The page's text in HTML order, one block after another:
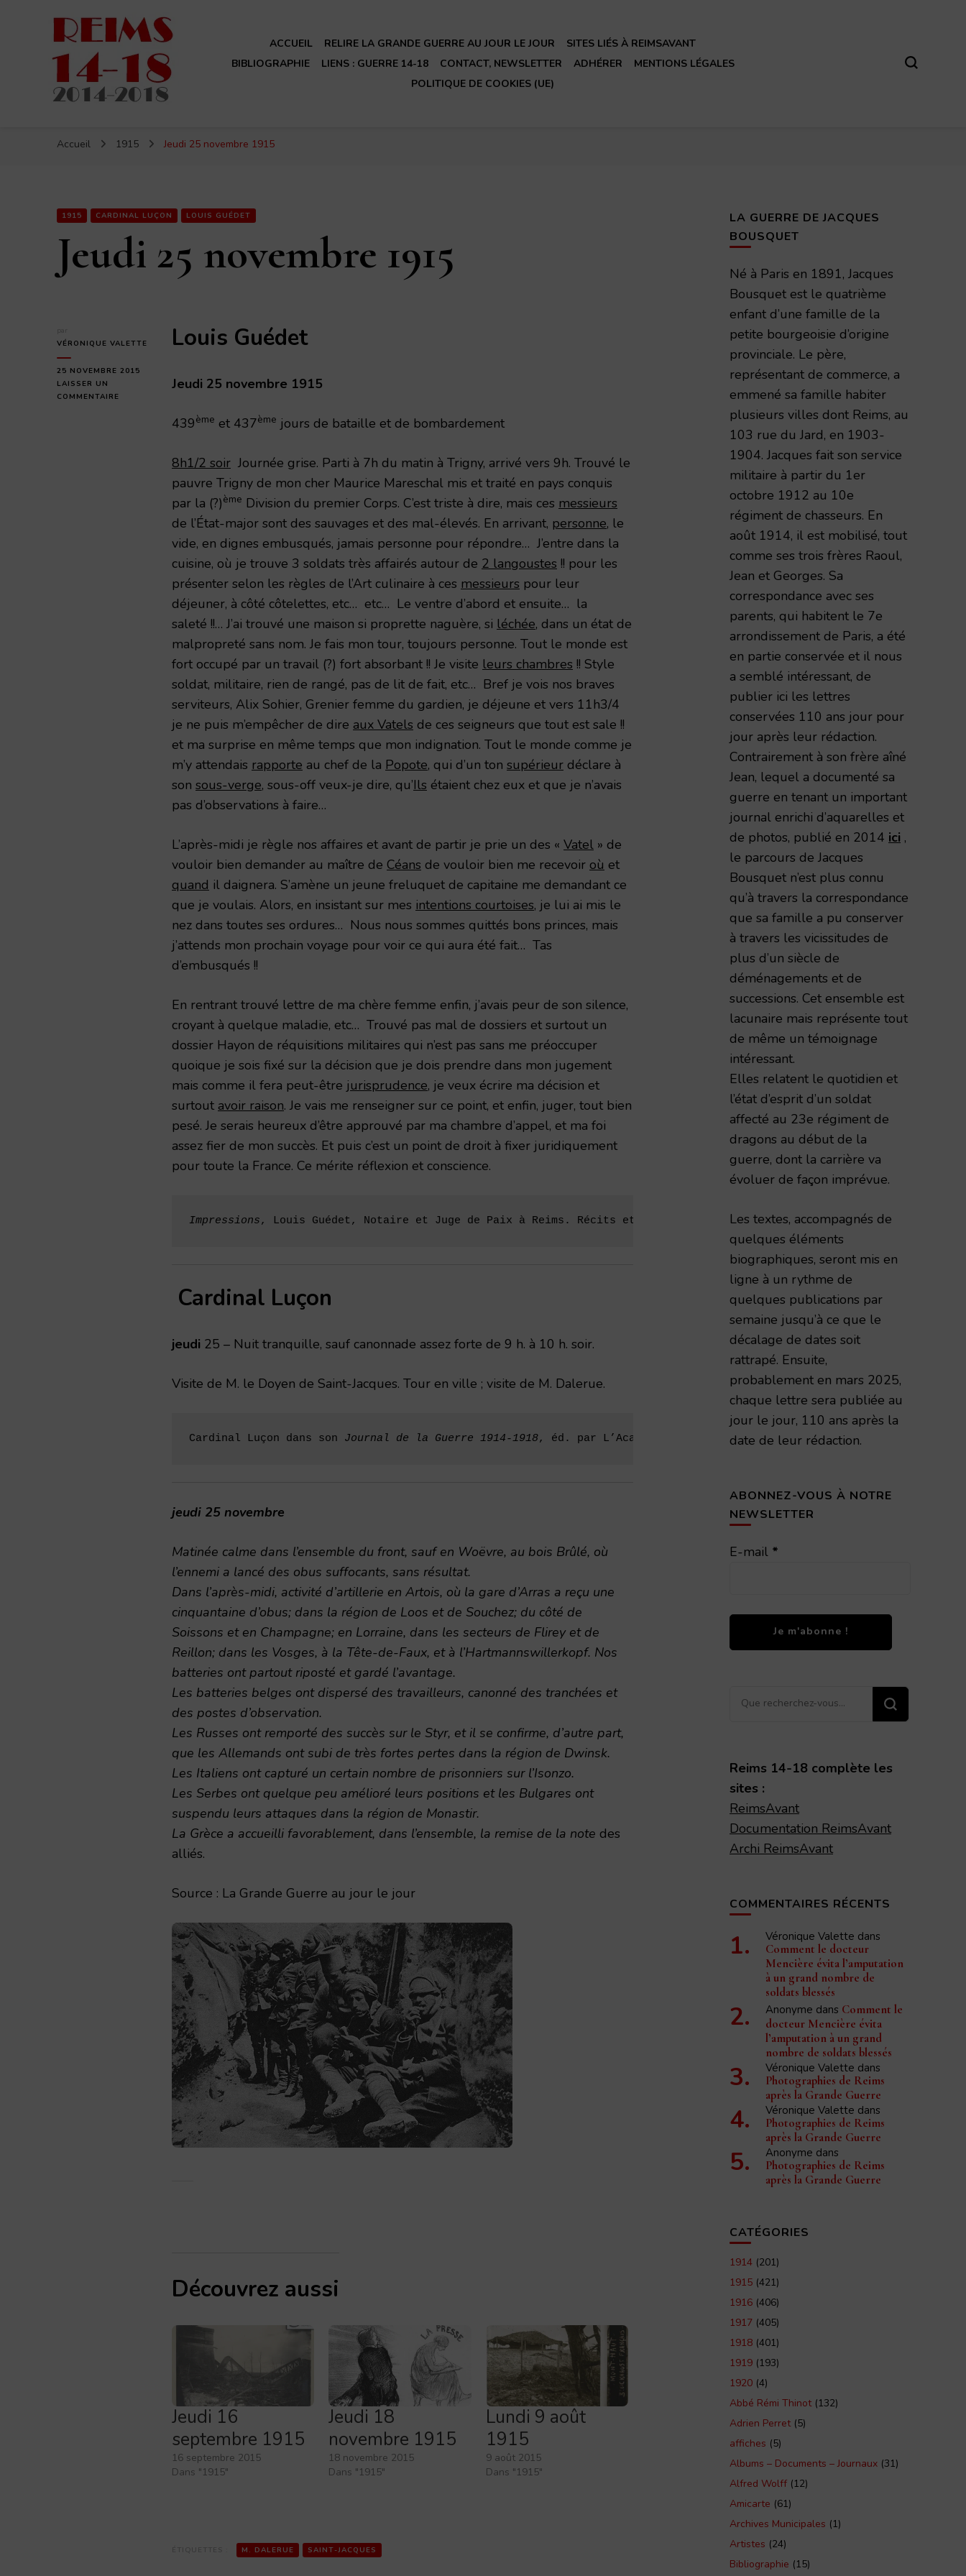
ACCUEIL RELIRE LA GRANDE GUERRE AU JOUR LE JOUR
SITES LIÉS À REIMSAVANT
BIBLIOGRAPHIE
LIENS : GUERRE 14-18 CONTACT, NEWSLETTER ADHÉRER
MENTIONS LÉGALES
POLITIQUE DE COOKIES (UE)
Accueil 1915 Jeudi 25 novembre 1915
1915 CARDINAL LUÇON LOUIS GUÉDET
Jeudi 25 novembre 1915
VÉRONIQUE VALETTE
25 NOVEMBRE 2015
LAISSER UN
COMMENTAIRE
Louis Guédet
Jeudi 25 novembre 1915
439ème et 437ème jours de bataille et de bombardement
8h1/2 soir Journée grise. Parti à 7h du matin à Trigny, arrivé vers 9h. Trouvé le
pauvre Trigny de mon cher Maurice Mareschal mis et traité en pays conquis
par la (?)ème Division du premier Corps. C’est triste à dire, mais ces messieurs
de l’État-major sont des sauvages et des mal-élevés. En arrivant, personne, le
vide, en dignes embusqués, jamais personne pour répondre… J’entre dans la
cuisine, où je trouve 3 soldats très affairés autour de 2 langoustes !! pour les
présenter selon les règles de l’Art culinaire à ces messieurs pour leur
déjeuner, à côté côtelettes, etc… etc… Le ventre d’abord et ensuite… la
saleté !!… J’ai trouvé une maison si proprette naguère, si léchée, dans un état de
malpropreté sans nom. Je fais mon tour, toujours personne. Tout le monde est
fort occupé par un travail (?) fort absorbant !! Je visite leurs chambres !! Style
soldat, militaire, rien de rangé, pas de lit de fait, etc… Bref je vois nos braves
serviteurs, Alix Sohier, Grenier femme du gardien, je déjeune et vers 11h3/4
je ne puis m’empêcher de dire aux Vatels de ces seigneurs que tout est sale !!
et ma surprise en même temps que mon indignation. Tout le monde comme je
m’y attendais rapporte au chef de la Popote, qui d’un ton supérieur déclare à
son sous-verge, sous-off veux-je dire, qu’Ils étaient chez eux et que je n’avais
pas d’observations à faire…
L’après-midi je règle nos affaires et avant de partir je prie un des « Vatel » de
vouloir bien demander au maître de Céans de vouloir bien me recevoir où et
quand il daignera. S’amène un jeune freluquet de capitaine me demandant ce
que je voulais. Alors, en insistant sur mes intentions courtoises, je lui ai mis le
nez dans toutes ses ordures… Nous nous sommes quittés bons princes, mais
j’attends mon prochain voyage pour voir ce qui aura été fait… Tas
d’embusqués !!
En rentrant trouvé lettre de ma chère femme enfin, j’avais peur de son silence,
croyant à quelque maladie, etc… Trouvé pas mal de dossiers et surtout un
dossier Hayon de réquisitions militaires qui n’est pas sans me préoccuper
quoique je sois fixé sur la décision que je dois prendre dans mon jugement
mais comme il fera peut-être jurisprudence, je veux écrire ma décision et
surtout avoir raison. Je vais me renseigner sur ce point, et enfin, juger, tout bien
pesé. Je serais heureux d’être approuvé par ma chambre d’appel, et ma foi
assez fier de mon succès. Et puis c’est un point de droit à fixer juridiquement
pour toute la France. Ce mérite réflexion et conscience.
Impressions, Louis Guédet, Notaire et Juge de Paix à Reims. Récits et impressions de guerre d'un civil rémois 1914-
Cardinal Luçon
jeudi 25 – Nuit tranquille, sauf canonnade assez forte de 9 h. à 10 h. soir.
Visite de M. le Doyen de Saint-Jacques. Tour en ville ; visite de M. Dalerue.
Cardinal Luçon dans son Journal de la Guerre 1914-1918, éd. par L’Académie Nationale de Reims – 1998 – TAR volume 173
jeudi 25 novembre
Matinée calme dans l’ensemble du front, sauf en Woëvre, au bois Brûlé, où
l’ennemi a lancé des obus suffocants, sans résultat.
Dans l’après-midi, activité d’artillerie en Artois, où la gare d’Arras a reçu une
cinquantaine d’obus; dans la région de Loos et de Souchez; du côté de
Soissons et en Champagne; en Lorraine, dans les secteurs de Flirey et de
Reillon; dans les Vosges, à la Tête-de-Faux, et à l’Hartmannswillerkopf. Nos
batteries ont partout riposté et gardé l’avantage.
Les batteries belges ont dispersé des travailleurs, canonné des tranchées et
des postes d’observation.
Les Russes ont remporté des succès sur le Styr, et il se confirme, d’autre part,
que les Allemands ont subi de très fortes pertes dans la région de Dwinsk.
Les Italiens ont capturé un certain nombre de prisonniers sur l’Isonzo.
Les Serbes ont quelque peu amélioré leurs positions et les Bulgares ont
suspendu leurs attaques dans la région de Monastir.
La Grèce a accueilli favorablement, dans l’ensemble, la remise de la note des
alliés.
Source : La Grande Guerre au jour le jour
Découvrez aussi
Jeudi 16
septembre 1915
16 septembre 2015
Dans "1915"
Jeudi 18
novembre 1915
18 novembre 2015
Dans "1915"
Lundi 9 août
1915
9 août 2015
Dans "1915"
M. DALERUE SAINT-JACQUES
LA GUERRE DE JACQUES
BOUSQUET
Né à Paris en 1891, Jacques
Bousquet est le quatrième
enfant d’une famille de la
petite bourgeoisie d’origine
provinciale. Le père,
représentant de commerce, a
emmené sa famille habiter
plusieurs villes dont Reims, au
103 rue du Jard, en 1903-
1904. Jacques fait son service
militaire à partir du 1er
octobre 1912 au 10e
régiment de chasseurs. En
août 1914, il est mobilisé, tout
comme ses trois frères Raoul,
Jean et Georges. Sa
correspondance avec ses
parents, qui habitent le 7e
arrondissement de Paris, a été
en partie conservée et il nous
a semblé intéressant, de
publier ici les lettres
conservées 110 ans jour pour
jour après leur rédaction.
Contrairement à son frère aîné
Jean, lequel a documenté sa
guerre en tenant un important
journal enrichi d’aquarelles et
de photos, publié en 2014 ici ,
le parcours de Jacques
Bousquet n’est plus connu
qu’à travers la correspondance
que sa famille a pu conserver
à travers les vicissitudes de
plus d’un siècle de
déménagements et de
successions. Cet ensemble est
lacunaire mais représente tout
de même un témoignage
intéressant.
Elles relatent le quotidien et
l’état d’esprit d’un soldat
affecté au 23e régiment de
dragons au début de la
guerre, dont la carrière va
évoluer de façon imprévue.
Les textes, accompagnés de
quelques éléments
biographiques, seront mis en
ligne à un rythme de
quelques publications par
semaine jusqu’à ce que le
décalage de dates soit
rattrapé. Ensuite,
probablement en mars 2025,
chaque lettre sera publiée au
jour le jour, 110 ans après la
date de leur rédaction.
ABONNEZ-VOUS À NOTRE
NEWSLETTER
E-mail *
Vous
Reims 14-18 complète les
sites :
ReimsAvant
Documentation ReimsAvant
Archi ReimsAvant
COMMENTAIRES RÉCENTS
Véronique Valette dans
Comment le docteur
Mencière évita l’amputation
à un grand nombre de
soldats blessés
Anonyme dans Comment le
docteur Mencière évita
l’amputation à un grand
nombre de soldats blessés
Véronique Valette dans
Photographies de Reims
après la Grande Guerre
Véronique Valette dans
Photographies de Reims
après la Grande Guerre
Anonyme dans
Photographies de Reims
après la Grande Guerre
CATÉGORIES
1914 (201)
1915 (421)
1916 (406)
1917 (405)
1918 (401)
1919 (193)
1920 (4)
Abbé Rémi Thinot(132)
Adrien Perret(5)
affiches (5)
Albums – Documents – Journaux (31)
Alfred Wolff (12)
Amicarte (61)
Archives Municipales (1)
Artistes (24)
Bibliographie (15)